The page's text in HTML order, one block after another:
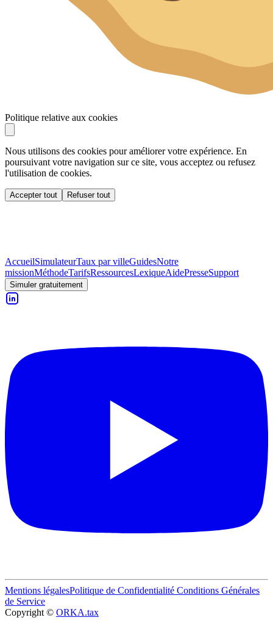
Politique relative aux cookies
Nous utilisons des cookies pour améliorer votre expérience. En
poursuivant votre navigation sur ce site, vous acceptez ou refusez
l'utilisation de cookies.
Accepter tout Refuser tout
AccueilSimulateurTaux par villeGuidesNotre
missionMéthodeTarifsRessourcesLexiqueAidePresseSupport
Simuler gratuitement
Mentions légalesPolitique de Confidentialité Conditions Générales
de Service
Copyright © ORKA.tax